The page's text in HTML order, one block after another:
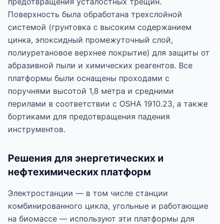
Поверхность была обработана трехслойной
системой (грунтовка с высоким содержанием
цинка, эпоксидный промежуточный слой,
полиуретановое верхнее покрытие) для защиты от
абразивной пыли и химических реагентов. Все
платформы были оснащены проходами с
поручнями высотой 1,8 метра и средними
перилами в соответствии с OSHA 1910.23, а также
бортиками для предотвращения падения
инструментов.
Решения для энергетических и
нефтехимических платформ
Электростанции — в том числе станции
комбинированного цикла, угольные и работающие
на биомассе — используют эти платформы для